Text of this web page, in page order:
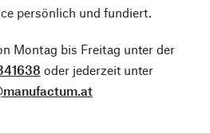
persönlich und fundiert.
Montag bis Freitag unter der
oder jederzeit unter